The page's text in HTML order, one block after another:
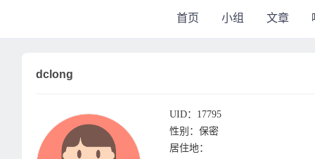
首页 小组 文章
dclong
UID：17795
性别：保密
居住地：